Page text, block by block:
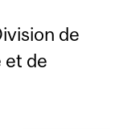
de
et de